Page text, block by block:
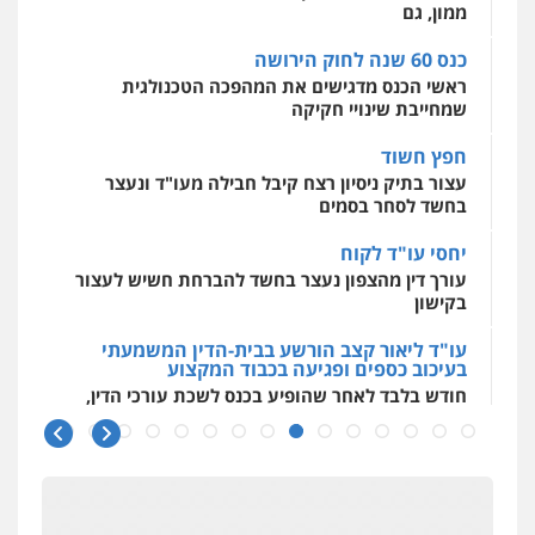
לעורכי דין
ממון, גם
כנס 60 שנה לחוק הירושה
ראשי הכנס מדגישים את המהפכה הטכנולגית
שמחייבת שינויי חקיקה
חפץ חשוד
עצור בתיק ניסיון רצח קיבל חבילה מעו"ד ונעצר
בחשד לסחר בסמים
יחסי עו"ד לקוח
עורך דין מהצפון נעצר בחשד להברחת חשיש לעצור
בקישון
עו"ד ליאור קצב הורשע בבית-הדין המשמעתי
בעיכוב כספים ופגיעה בכבוד המקצוע
חודש בלבד לאחר שהופיע בכנס לשכת עורכי הדין,
קצב הורשע